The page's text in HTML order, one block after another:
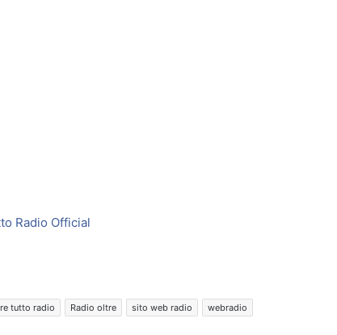
Radio Official
tutto radio Radio oltre sito web radio webradio